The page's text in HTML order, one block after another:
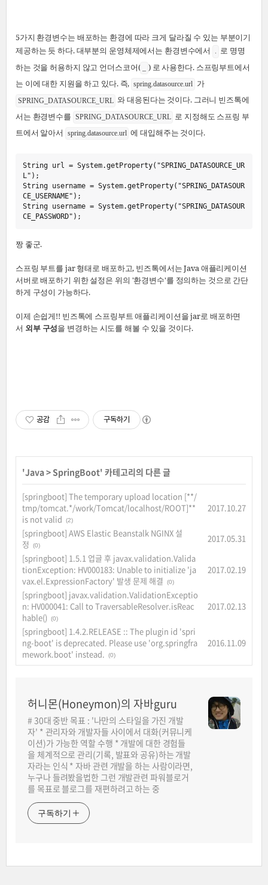
5가지 환경변수는 배포하는 환경에 따라 크게 달라질 수 있는 부분이기
제공하는 듯 하다. 대부분의 운영체제에서는 환경변수에서
. 로 명명
하는 것을 허용하지 않고 언더스코어(
) 로 사용한다. 스프링부트에서
는 이에 대한 지원을 하고 있다. 즉, spring.datasource.url 가
SPRING_DATASOURCE_URL 와 대응된다는 것이다. 그러니 빈즈톡에
서는 환경변수를 SPRING_DATASOURCE_URL 로 지정해도 스프링 부
트에서 알아서
spring.datasource.url 에 대입해주는 것이다.
String url = System.getProperty( "SPRING_DATASOURCE_UR
L" ) ;
String username = System.getProperty( "SPRING_DATASOUR
CE_USERNAME" ) ;
String username = System.getProperty( "SPRING_DATASOUR
CE_PASSWORD" ) ;
짱 좋군.
스프링 부트를 jar 형태로 배포하고, 빈즈톡에서는 Java 애플리케이션
서버로 배포하기 위한 설정은 위의 '환경변수'를 정의하는 것으로 간단
하게 구성이 가능하다.
이제 손쉽게!! 빈즈톡에 스프링부트 애플리케이션을 jar로 배포하면
서 외부 구성을 변경하는 시도를 해볼 수 있을 것이다.
공감 구독하기
'Java> SpringBoot' 카테고리의 다른 글
[springboot] The temporary upload location [**/
tmp/tomcat.*/work/Tomcat/localhost/ROOT]**
is not valid
(2)
2017.10.27
[springboot] AWS Elastic Beanstalk NGINX 설
정
(0)
2017.05.31
[springboot] 1.5.1 업글 후 javax.validation.Valida
tionException: HV000183: Unable to initialize 'ja
vax.el.ExpressionFactory' 발생 문제 해결
(0)
2017.02.19
[springboot] javax.validation.ValidationExceptio
n: HV000041: Call to TraversableResolver.isReac
hable()
(0)
2017.02.13
[springboot] 1.4.2.RELEASE :: The plugin id 'spri
ng-boot' is deprecated. Please use 'org.springfra
mework.boot' instead.
(0)
2016.11.09
허니몬(Honeymon)의 자바guru
# 30대 중반 목표 : '나만의 스타일을 가진 개발
자' * 관리자와 개발자들 사이에서 대화(커뮤니케
이션)가 가능한 역할 수행 * 개발에 대한 경험들
을 체계적으로 관리(기록, 발표와 공유)하는 개발
자라는 인식 * 자바 관련 개발을 하는 사람이라면,
누구나 들려봤을법한 그런 개발관련 파워블로거
를 목표로 블로그를 재편하려고 하는 중
구독하기